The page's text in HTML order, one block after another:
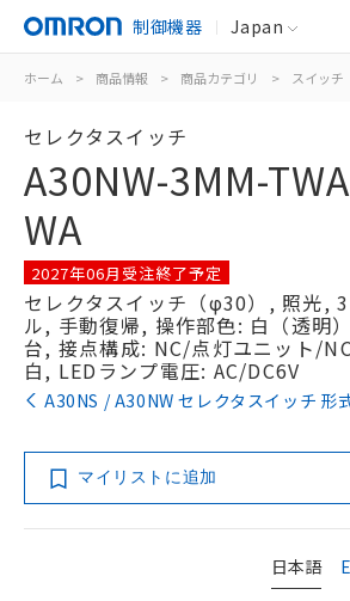
制御機器 Japan
ホーム > 商品情報 > 商品カテゴリ > スイッチ
セレクタスイッチ
A30NW-3MM-
WA
2027年06月受注終了予定
セレクタスイッチ（φ30）, 照光,
ル, 手動復帰, 操作部色: 白（透明
台, 接点構成: NC/点灯ユニット/
白, LEDランプ電圧: AC/DC6V
A30NS / A30NW セレクタスイッチ 形
マイリストに追加
日本語